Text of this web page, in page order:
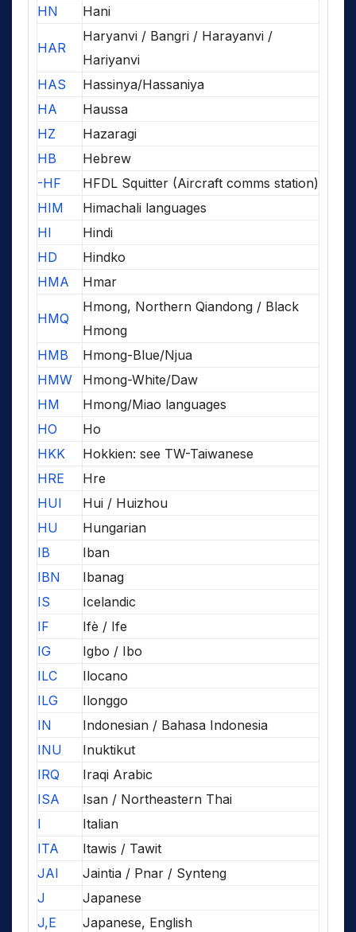
HN
Hani
HAR
Haryanvi / Bangri / Harayanvi /
Hariyanvi
HAS
Hassinya/Hassaniya
HA
Haussa
HZ
Hazaragi
HB
Hebrew
-HF
HFDL Squitter (Aircraft comms station)
HIM
Himachali languages
HI
Hindi
HD
Hindko
HMA
Hmar
HMQ
Hmong, Northern Qiandong / Black
Hmong
HMB
Hmong-Blue/Njua
HMW
Hmong-White/Daw
HM
Hmong/Miao languages
HO
Ho
HKK
Hokkien: see TW-Taiwanese
HRE
Hre
HUI
Hui / Huizhou
HU
Hungarian
IB
Iban
IBN
Ibanag
IS
Icelandic
IF
Ifè / Ife
IG
Igbo / Ibo
ILC
Ilocano
ILG
Ilonggo
IN
Indonesian / Bahasa Indonesia
INU
Inuktikut
IRQ
Iraqi Arabic
ISA
Isan / Northeastern Thai
I
Italian
ITA
Itawis / Tawit
JAI
Jaintia / Pnar / Synteng
J
Japanese
J,E
Japanese, English